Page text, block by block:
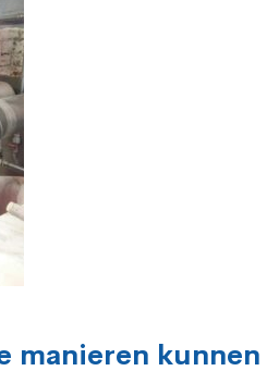
manieren kunnen